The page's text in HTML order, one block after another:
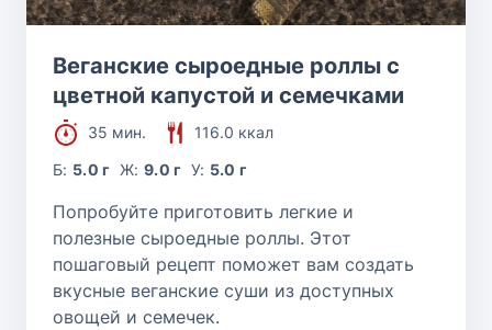
Веганские сыроедные роллы с
цветной капустой и семечками
35 мин.
116.0 ккал
Б: 5.0 г Ж: 9.0 г У: 5.0 г
Попробуйте приготовить легкие и
полезные сыроедные роллы. Этот
пошаговый рецепт поможет вам создать
вкусные веганские суши из доступных
овощей и семечек.